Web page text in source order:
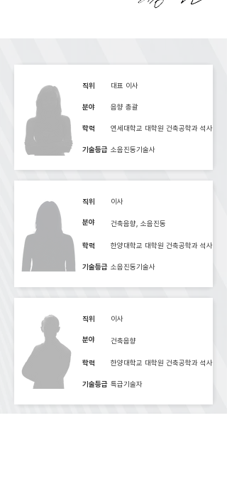
직위 대표 이사
분야 음향 총괄
학력 연세대학교 대학원 건축공학과 석사
기술등급 소음진동기술사
직위 이사
분야 건축음향, 소음진동
학력 한양대학교 대학원 건축공학과 석사
기술등급 소음진동기술사
직위 이사
분야 건축음향
학력 한양대학교 대학원 건축공학과 석사
기술등급 특급기술자